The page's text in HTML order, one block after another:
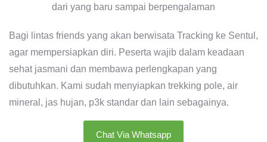
Bagi lintas friends yang akan berwisata Tracking ke Sentul,
agar mempersiapkan diri. Peserta wajib dalam keadaan
sehat jasmani dan membawa perlengkapan yang
dibutuhkan. Kami sudah menyiapkan trekking pole, air
mineral, jas hujan, p3k standar dan lain sebagainya.
Chat Via Whatsapp